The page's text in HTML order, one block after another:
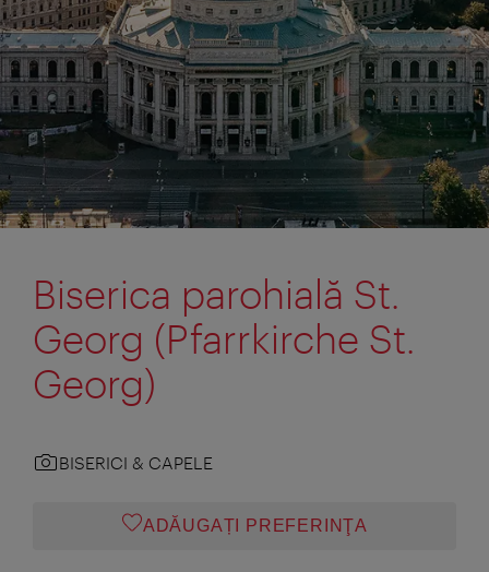
Biserica parohială St.
Georg (Pfarrkirche St.
Georg)
BISERICI & CAPELE
ADĂUGAȚI PREFERINŢA